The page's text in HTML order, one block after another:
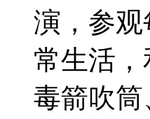
演，参
常生活
毒箭吹